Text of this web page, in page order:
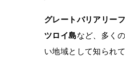
グレートバリアリー
ツロイ島など、多く
い地域として知られて